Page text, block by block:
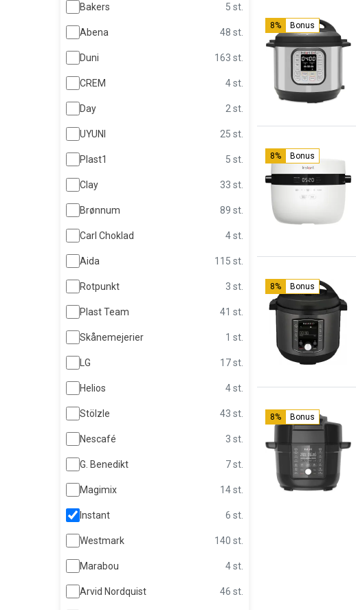
Bakers 5 st.
Abena 48 st.
Duni 163 st.
CREM 4 st.
Day 2 st.
UYUNI 25 st.
Plast1 5 st.
Clay 33 st.
Brønnum 89 st.
Carl Choklad 4 st.
Aida 115 st.
Rotpunkt 3 st.
Plast Team 41 st.
Skånemejerier 1 st.
LG 17 st.
Helios 4 st.
Stölzle 43 st.
Nescafé 3 st.
G. Benedikt 7 st.
Magimix 14 st.
Instant 6 st.
Westmark 140 st.
Marabou 4 st.
Arvid Nordquist 46 st.
8% Bonus
8% Bonus
8% Bonus
8% Bonus